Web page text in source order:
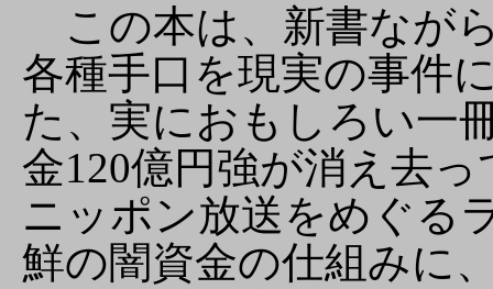
この本は、新書なが
各種手口を現実の事件
た、実におもしろい一
金120億円強が消え去
ニッポン放送をめぐる
鮮の闇資金の仕組みに